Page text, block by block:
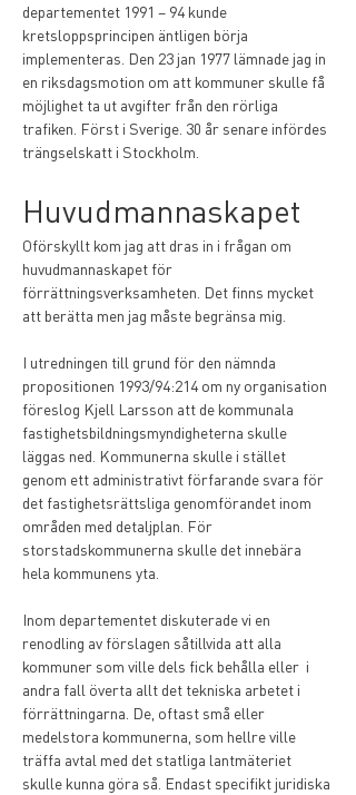
departementet 1991 – 94 kunde
kretsloppsprincipen äntligen börja
implementeras. Den 23 jan 1977 lämnade jag in
en riksdagsmotion om att kommuner skulle få
möjlighet ta ut avgifter från den rörliga
trafiken. Först i Sverige. 30 år senare infördes
trängselskatt i Stockholm.
Huvudmannaskapet
Oförskyllt kom jag att dras in i frågan om
huvudmannaskapet för
förrättningsverksamheten. Det finns mycket
att berätta men jag måste begränsa mig.
I utredningen till grund för den nämnda
propositionen 1993/94:214 om ny organisation
föreslog Kjell Larsson att de kommunala
fastighetsbildningsmyndigheterna skulle
läggas ned. Kommunerna skulle i stället
genom ett administrativt förfarande svara för
det fastighetsrättsliga genomförandet inom
områden med detaljplan. För
storstadskommunerna skulle det innebära
hela kommunens yta.
Inom departementet diskuterade vi en
renodling av förslagen såtillvida att alla
kommuner som ville dels fick behålla eller  i
andra fall överta allt det tekniska arbetet i
förrättningarna. De, oftast små eller
medelstora kommunerna, som hellre ville
träffa avtal med det statliga lantmäteriet
skulle kunna göra så. Endast specifikt juridiska